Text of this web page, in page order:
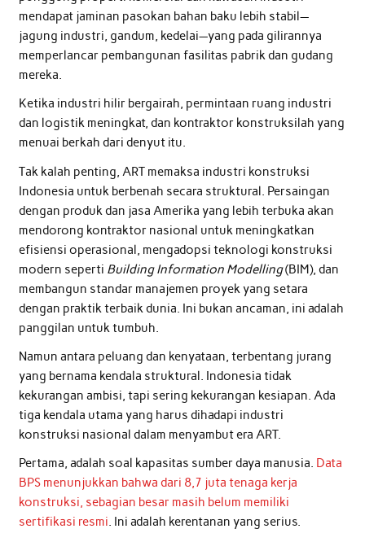
mendapat jaminan pasokan bahan baku lebih stabil—
jagung industri, gandum, kedelai—yang pada gilirannya
memperlancar pembangunan fasilitas pabrik dan gudang
mereka.
Ketika industri hilir bergairah, permintaan ruang industri
dan logistik meningkat, dan kontraktor konstruksilah yang
menuai berkah dari denyut itu.
Tak kalah penting, ART memaksa industri konstruksi
Indonesia untuk berbenah secara struktural. Persaingan
dengan produk dan jasa Amerika yang lebih terbuka akan
mendorong kontraktor nasional untuk meningkatkan
efisiensi operasional, mengadopsi teknologi konstruksi
modern seperti Building Information Modelling(BIM), dan
membangun standar manajemen proyek yang setara
dengan praktik terbaik dunia. Ini bukan ancaman, ini adalah
panggilan untuk tumbuh.
Namun antara peluang dan kenyataan, terbentang jurang
yang bernama kendala struktural. Indonesia tidak
kekurangan ambisi, tapi sering kekurangan kesiapan. Ada
tiga kendala utama yang harus dihadapi industri
konstruksi nasional dalam menyambut era ART.
Pertama, adalah soal kapasitas sumber daya manusia. Data
BPS menunjukkan bahwa dari 8,7 juta tenaga kerja
konstruksi, sebagian besar masih belum memiliki
sertifikasi resmi. Ini adalah kerentanan yang serius.